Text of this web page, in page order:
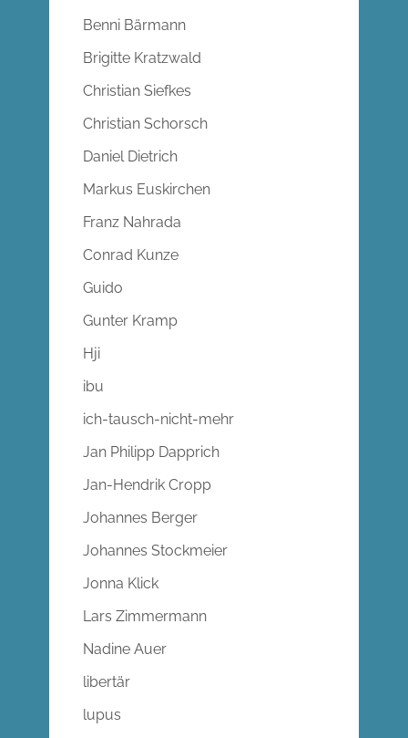
Benni Bärmann
Brigitte Kratzwald
Christian Siefkes
Christian Schorsch
Daniel Dietrich
Markus Euskirchen
Franz Nahrada
Conrad Kunze
Guido
Gunter Kramp
Hji
ibu
ich-tausch-nicht-mehr
Jan Philipp Dapprich
Jan-Hendrik Cropp
Johannes Berger
Johannes Stockmeier
Jonna Klick
Lars Zimmermann
Nadine Auer
libertär
lupus